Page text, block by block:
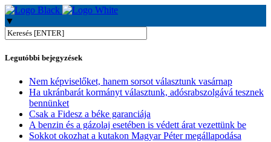
▼
Legutóbbi bejegyzések
Nem képviselőket, hanem sorsot választunk vasárnap
Ha ukránbarát kormányt választunk, adósrabszolgává tesznek
bennünket
Csak a Fidesz a béke garanciája
A benzin és a gázolaj esetében is védett árat vezettünk be
Sokkot okozhat a kutakon Magyar Péter megállapodása